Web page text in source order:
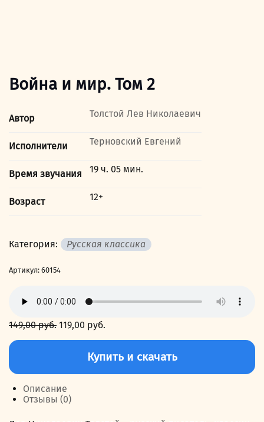
Война и мир. Том 2
Автор Толстой Лев Николаевич
Исполнители Терновский Евгений
Время звучания 19 ч. 05 мин.
Возраст 12+
Категория: Русская классика
Артикул: 60154
149,00руб. Первоначальная
149,00 руб..
119,00 руб.
Количество
Война
и
мир.
Том
Купить и скачать
Описание
Отзывы (0)